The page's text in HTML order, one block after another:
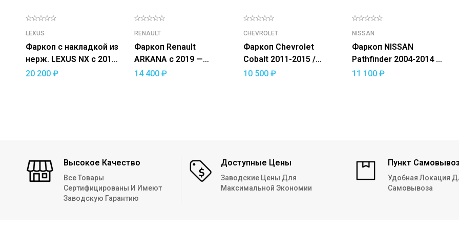
LEXUS
Фаркоп с накладкой из
нерж. LEXUS NX с 2014
— съемный квадрат
20 200 ₽
RENAULT
Фаркоп Renault
ARKANA c 2019 —
съемный квадрат
14 400₽
CHEVROLET
Фаркоп Chevrolet
Cobalt 2011-2015 /
Cobalt 2019 — / Ravon
10 500 ₽
NISSAN
Фаркоп NISSAN
Pathfinder 2004-2014 —
съемный квадрат
11 100 ₽
Высокое Качество
Все Товары
Сертифицированы И Имеют
Заводскую Гарантию
Доступные Цены
Заводские Цены Для
Максимальной Экономии
Пункт
Удобная Локация
Самовывоза